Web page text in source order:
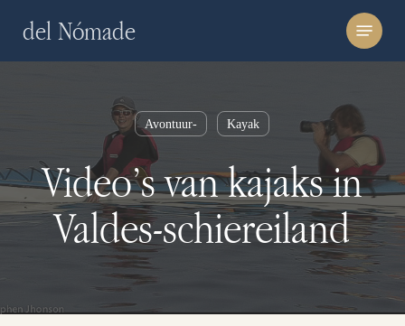
del Nómade Menu
Avontuur- Kayak
Video’s van kajaks in
Valdes-schiereiland